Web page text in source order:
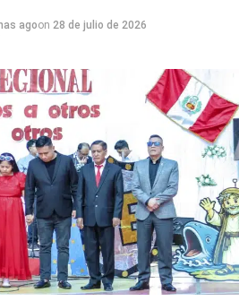
agoon 28 de julio de 2026